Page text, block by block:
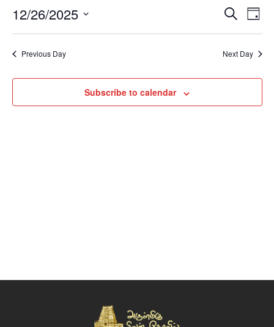
and
Search
Day
12/26/2025
date.
Previous Day Next Day
Subscribe to calendar